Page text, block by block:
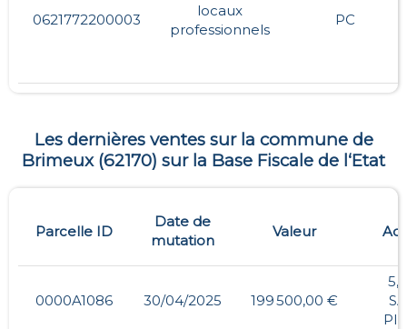
0621772200003
locaux
professionnels
PC
Les dernières ventes sur la commune de
Brimeux(62170) sur la Base Fiscale de l‘Etat
Parcelle ID
Date de
mutation
Valeur
0000A1086 30/04/2025 199 500,00 €
5,